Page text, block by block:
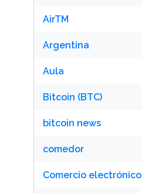
AirTM
Argentina
Aula
Bitcoin (BTC)
bitcoin news
comedor
Comercio electrónico